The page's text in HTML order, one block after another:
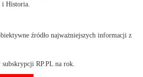
i Historia.
źródło najważniejszych informacji z
RP.PL na rok.